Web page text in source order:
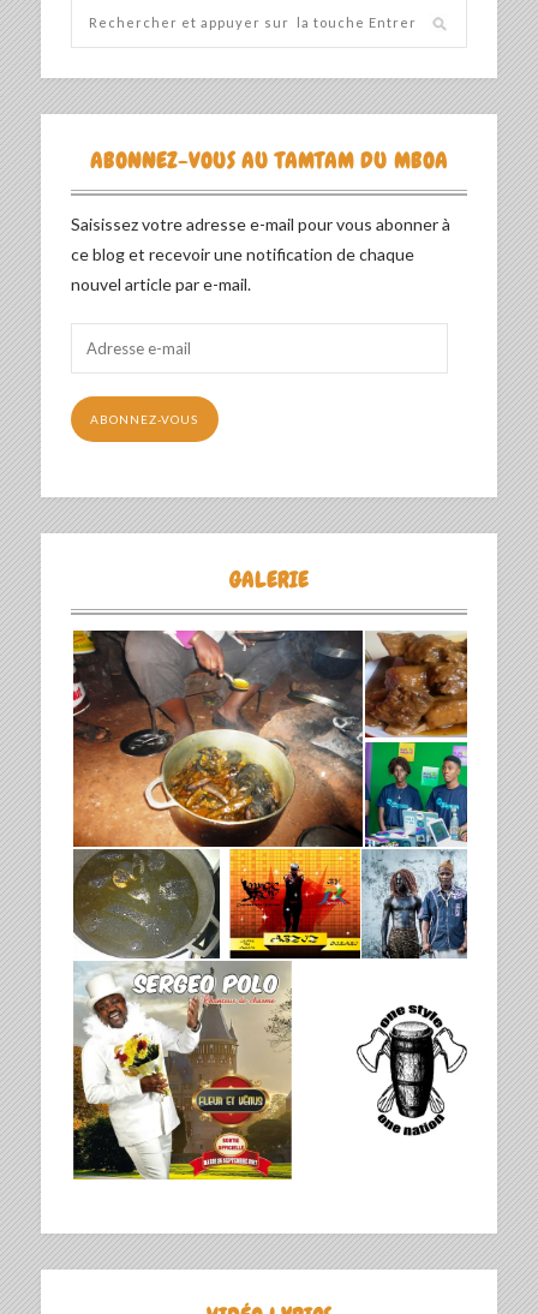
ABONNEZ-VOUS AU TAMTAM DU MBOA
Saisissez votre adresse e-mail pour vous abonner à
ce blog et recevoir une notification de chaque
nouvel article par e-mail.
mail
ABONNEZ-VOUS
GALERIE